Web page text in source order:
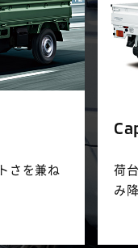
さを兼ね
荷
み